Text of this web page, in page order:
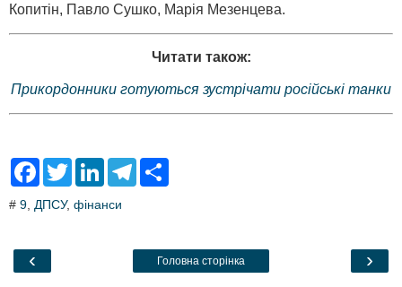
Копитін, Павло Сушко, Марія Мезенцева.
Читати також:
Прикордонники готуються зустрічати російські танки
F
e
o
T
t
L
k
T
a
# 9 ДПСУ, фінанси
‹ ›
Головна сторінка